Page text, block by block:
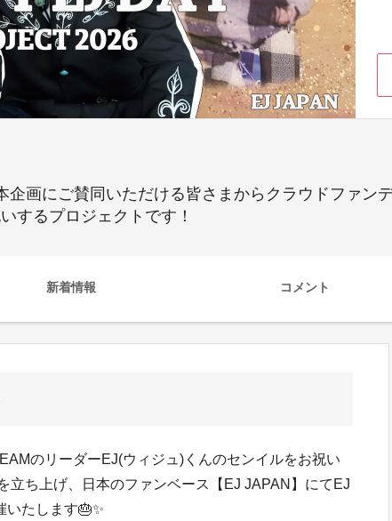
企画にご賛同いただける皆さまからクラウドファン
するプロジェクトです！
新着情報 コメント
のリーダーEJ(ウィジュ)くんのセンイルをお祝い
立ち上げ、日本のファンベース【EJ JAPAN】にてEJ
いたします🎂✨